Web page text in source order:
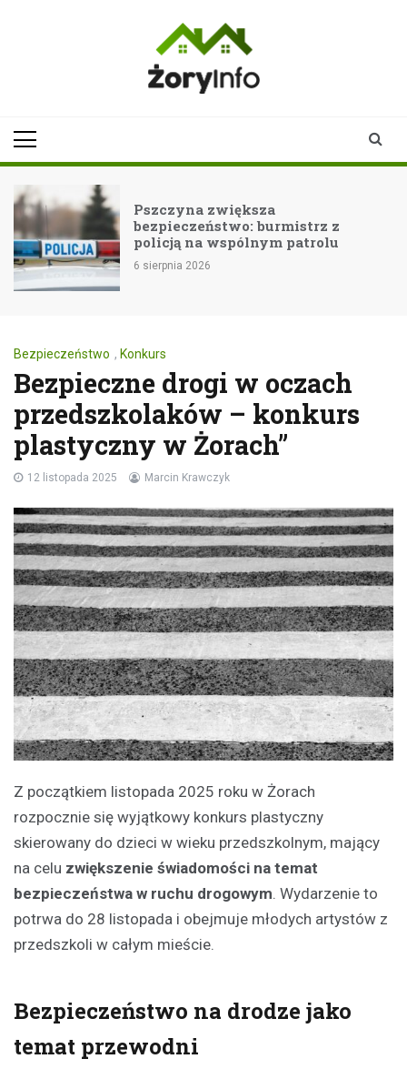
z
patrolu
Fala upałów: jak
i bezpieczeństwo?
Bezpieczeństwo , Konkurs
Bezpieczne drogi w oczach
przedszkolaków – konkurs
plastyczny w Żorach”
12 listopada 2025 Marcin Krawczyk
Z początkiem listopada 2025 roku w Żorach
rozpocznie się wyjątkowy konkurs plastyczny
skierowany do dzieci w wieku przedszkolnym, mający
na celu zwiększenie świadomości na temat
bezpieczeństwa w ruchu drogowym. Wydarzenie to
potrwa do 28 listopada i obejmuje młodych artystów z
przedszkoli w całym mieście.
Bezpieczeństwo na drodze jako
temat przewodni